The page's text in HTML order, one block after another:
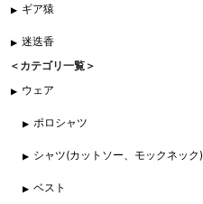
ギア猿
迷迭香
＜カテゴリ一覧＞
ウェア
ポロシャツ
シャツ(カットソー、モックネック)
ベスト